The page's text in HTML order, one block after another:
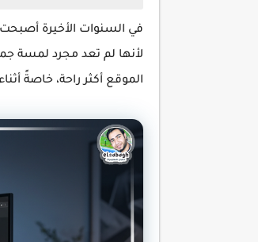
في السنوات الأخيرة أصبحت
لأنها لم تعد مجرد لمسة
الموقع أكثر راحة، خاصةً